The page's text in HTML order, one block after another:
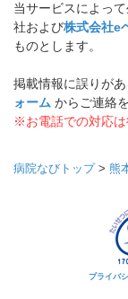
当サービスによっ
社および株式会社e
ものとします。
掲載情報に誤りが
ォーム からご連絡
※お電話での対応
病院なびトップ> 熊
プライバ